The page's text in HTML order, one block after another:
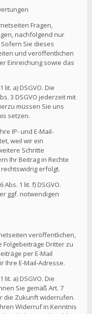
Fragen,
nachfolgend nur
Sie dieses
und veröffentlichen
Einreichung sowie das
a) DSGVO. Die
3 DSGVO jederzeit mit
müssen Sie uns
setzen.
IP- und E-Mail-
weil wir ein
Schritte
Ihr Beitrag in Rechte
erfolgt.
1 lit. f) DSGVO.
ggf. notwendigen
veröffentlichen,
Dritter zu
per E-Mail
Ihre E-Mail-Adresse.
a) DSGVO. Die
Sie gemäß Art. 7
die Zukunft widerrufen.
Widerruf in Kenntnis